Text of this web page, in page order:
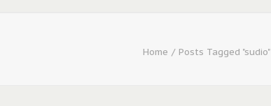
Home Posts Tagged "sudio"